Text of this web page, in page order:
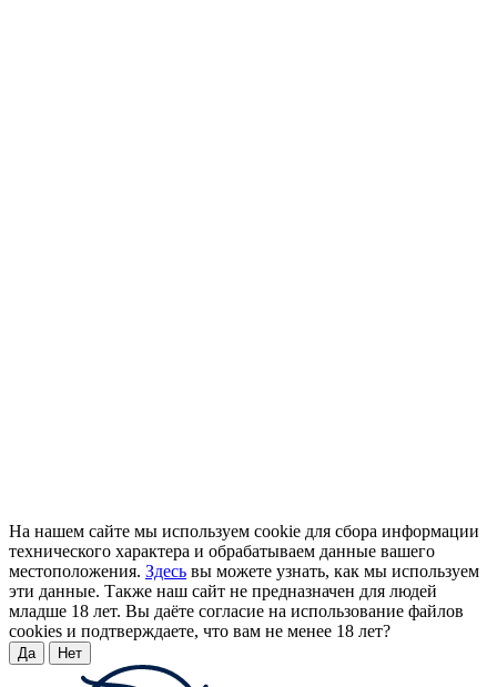
На нашем сайте мы используем cookie для сбора информации
технического характера и обрабатываем данные вашего
местоположения. Здесь вы можете узнать, как мы используем
эти данные. Также наш сайт не предназначен для людей
младше 18 лет. Вы даёте согласие на использование файлов
cookies и подтверждаете, что вам не менее 18 лет?
Да Нет